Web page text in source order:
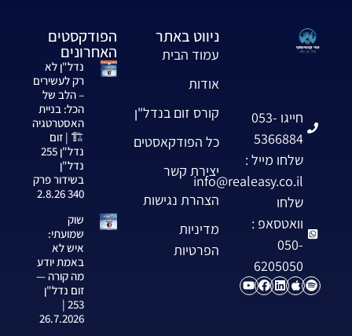
חייגו 053-
5366884
שלחו מייל :
info@realeasy.co.il
שלחו
וואטסאפ :
050-
6205050
ניווט באתר
עמוד הבית
אודות
קורס זום בנדל"ן
כל הפודקאסטים
יצירת קשר
הצהרת נגישות
מדיניות
הפרטיות
הפודקסטים
האחרונים
נדל"ן לא
רק לעשירים
– הלב של
הכל: בניית
האסטרטגיה
🏗️ | זום
נדל"ן 255
נדל"ן
בשידור פרק
340 2.8.26
שוק
שמועתי:
איש לא
באמת יודע
מה קורה —
זום נדל"ן
253 |
26.7.2026